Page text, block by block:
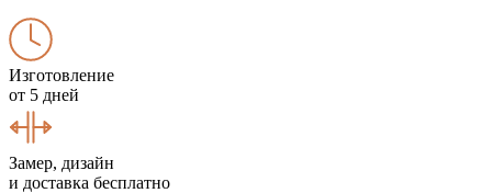
Изготовление
от 5 дней
Замер, дизайн
и доставка бесплатно